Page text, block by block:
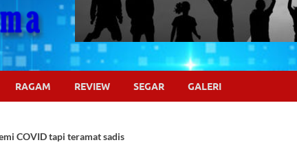
RAGAM REVIEW SEGAR GALERI
COVID tapi teramat sadis